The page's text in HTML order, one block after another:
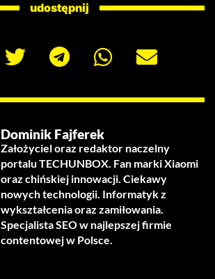
udostępnij
Dominik Fajferek
Założyciel oraz redaktor naczelny
portalu TECHUNBOX. Fan marki Xiaomi
oraz chińskiej innowacji. Ciekawy
nowych technologii. Informatyk z
wykształcenia oraz zamiłowania.
Specjalista SEO w najlepszej firmie
contentowej w Polsce.